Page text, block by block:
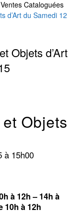
Cataloguées
d’Art du Samedi 12
Objets d’Art
Objets
à 15h00
à 12h – 14h à
10h à 12h